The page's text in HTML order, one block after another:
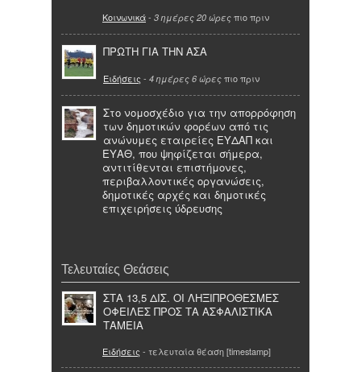
Κοινωνικά- 3 ημέρες 20 ώρες πιο πριν
ΠΡΩΤΗ ΓΙΑ ΤΗΝ ΑΣΑ
Ειδήσεις - 4 ημέρες 6 ώρες πιο πριν
Στο νομοσχέδιο για την απορρόφηση
των δημοτικών φορέων από τις
ανώνυμες εταιρείες ΕΥΔΑΠ και
ΕΥΑΘ, που ψηφίζεται σήμερα,
αντιτίθενται επιστήμονες,
περιβαλλοντικές οργανώσεις,
δημοτικές αρχές και δημοτικές
επιχειρήσεις ύδρευσης
Τελευταίες Θεάσεις
ΣΤΑ 13,5 ΔΙΣ. ΟΙ ΛΗΞΙΠΡΟΘΕΣΜΕΣ
ΟΦΕΙΛΕΣ ΠΡΟΣ ΤΑ ΑΣΦΑΛΙΣΤΙΚΑ
ΤΑΜΕΙΑ
Ειδήσεις - τελευταία θέαση [timestamp]